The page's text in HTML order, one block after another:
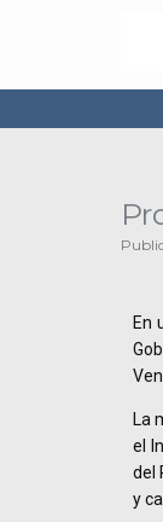
En
La
el
del
y